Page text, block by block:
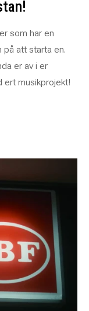
som har en
på att starta en.
er av i er
ert musikprojekt!